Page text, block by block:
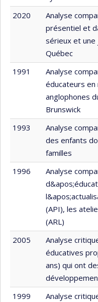
2020
Analyse
présentiel et
sérieux et
Québec
1991
Analyse
éducateurs
anglophones
Brunswick
1993
Analyse
des enfants
familles
1996
Analyse
(API), les
(ARL)
2005
Analyse
éducatives
ans) qui ont
1999
Analyse